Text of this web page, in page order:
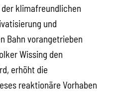
klimafreundlichen
und
Bahn vorangetrieben
Wissing den
erhöht die
reaktionäre Vorhaben